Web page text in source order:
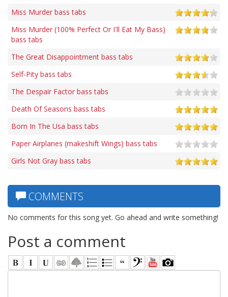
Miss Murder bass tabs
Miss Murder (100% Perfect Or I'll Eat My Bass)
bass tabs
The Great Disappointment bass tabs
Self-Pity bass tabs
The Despair Factor bass tabs
Death Of Seasons bass tabs
Born In The Usa bass tabs
Paper Airplanes (makeshift Wings) bass tabs
Girls Not Gray bass tabs
COMMENTS
No comments for this song yet. Go ahead and write something!
Post a comment